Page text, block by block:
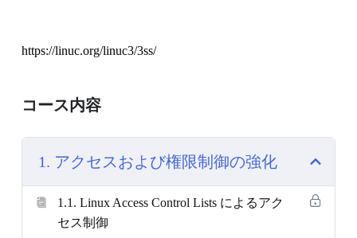
https://linuc.org/linuc3/3ss/
コース内容
1. アクセスおよび権限制御の強化
1.1. Linux Access Control Lists によるアク
セス制御